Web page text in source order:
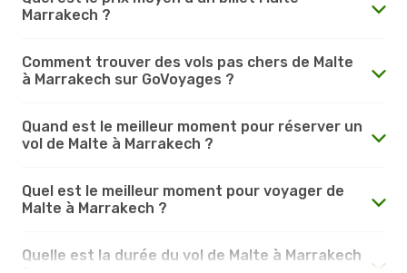
Marrakech ?
Comment trouver des vols pas chers de Malte
à Marrakech sur GoVoyages ?
Quand est le meilleur moment pour réserver un
vol de Malte à Marrakech ?
Quel est le meilleur moment pour voyager de
Malte à Marrakech ?
Quelle est la durée du vol de Malte à Marrakech